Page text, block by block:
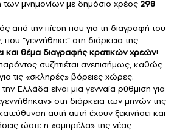
των μνημονίων με δημόσιο χρέος 298
από την πίεση που για τη διαγραφή του
, που “γεννήθηκε” στη διάρκεια της
και θέμα διαγραφής κρατικών χρεών!
συζητιέται ανεπισήμως, καθώς
για τις «σκληρές» βόρειες χώρες.
Ελλάδα είναι μια γενναία ρύθμιση για
στη διάρκεια των μηνών της
αυτή αυτή έχουν ξεκινήσει και
ώστε η «ομπρέλα» της νέας